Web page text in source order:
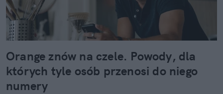
Orange znów na czele. Powody, dla
których tyle osób przenosi do niego
numery